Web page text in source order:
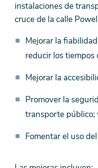
instalaciones de
cruce de la calle
Mejorar la
reducir los tiempos
Mejorar la
Promover la
transporte público;
Fomentar el uso